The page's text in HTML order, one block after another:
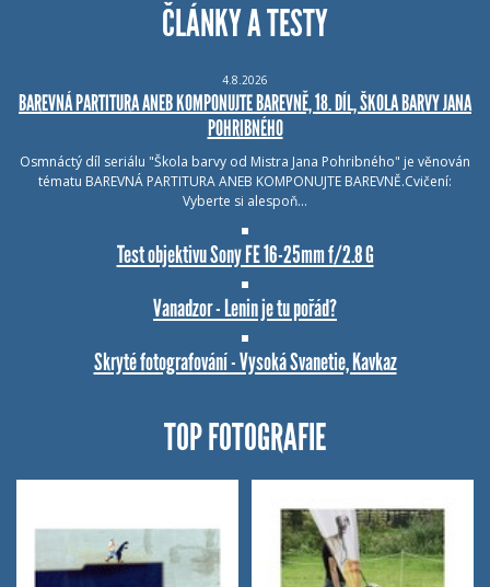
ČLÁNKY A TESTY
4.8.2026
BAREVNÁ PARTITURA ANEB KOMPONUJTE BAREVNĚ, 18. DÍL, ŠKOLA BARVY JANA
POHRIBNÉHO
Osmnáctý díl seriálu "Škola barvy od Mistra Jana Pohribného" je věnován
tématu BAREVNÁ PARTITURA ANEB KOMPONUJTE BAREVNĚ.Cvičení:
Vyberte si alespoň…
Test objektivu Sony FE 16-25mm f/2.8 G
Vanadzor - Lenin je tu pořád?
Skryté fotografování - Vysoká Svanetie, Kavkaz
TOP FOTOGRAFIE